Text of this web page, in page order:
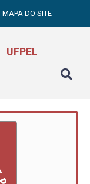
MAPA DO SITE
UFPEL